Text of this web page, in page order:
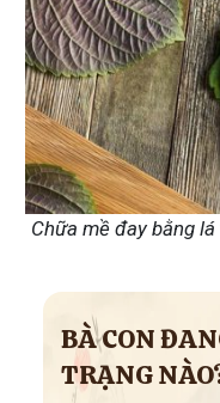
Chữa mề đay bằng
BÀ CON
TRẠNG